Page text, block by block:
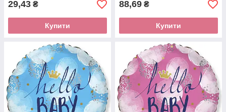
29,43 ₴
Купити
88,69 ₴
Купити